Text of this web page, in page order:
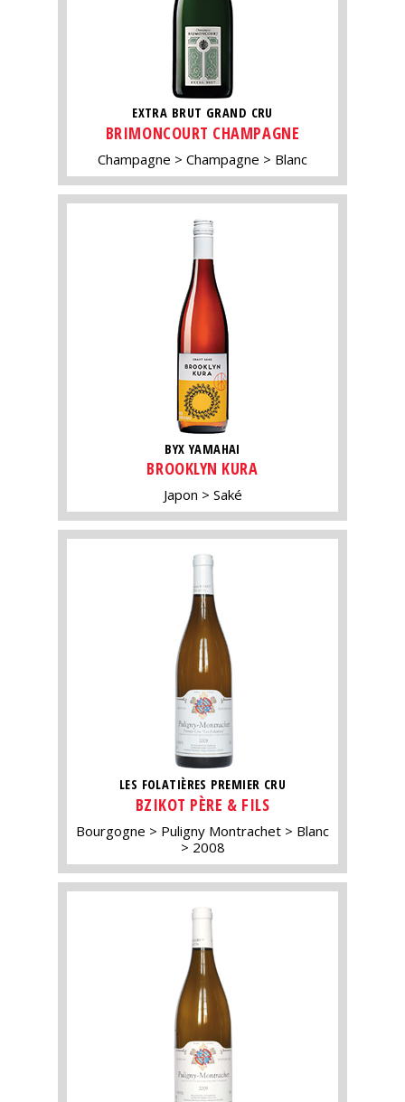
EXTRA BRUT GRAND CRU
BRIMONCOURT CHAMPAGNE
Champagne Champagne Blanc
BYX YAMAHAI
BROOKLYN KURA
Japon Saké
LES FOLATIÈRES PREMIER CRU
BZIKOT PÈRE & FILS
Bourgogne Puligny Montrachet
Blanc
2008